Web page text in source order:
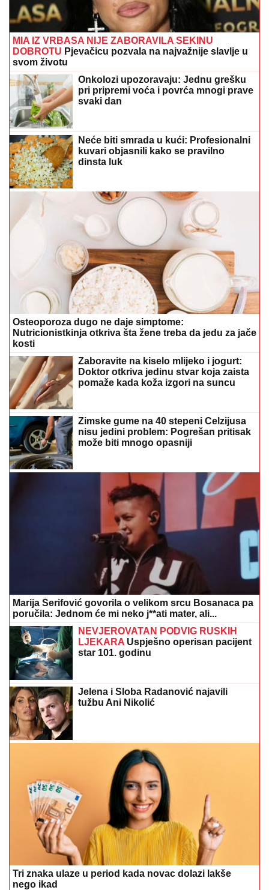
MIA IZ VRBASA NIJE ZABORAVILA SEKINU
DOBROTU Pjevačicu pozvala na najvažnije slavlje u
svom životu
Onkolozi upozoravaju: Jednu grešku
pri pripremi voća i povrća mnogi prave
svaki dan
Neće biti smrada u kući: Profesionalni
kuvari objasnili kako se pravilno
dinsta luk
Osteoporoza dugo ne daje simptome:
Nutricionistkinja otkriva šta žene treba da jedu za jače
kosti
Zaboravite na kiselo mlijeko i jogurt:
Doktor otkriva jedinu stvar koja zaista
pomaže kada koža izgori na suncu
Zimske gume na 40 stepeni Celzijusa
nisu jedini problem: Pogrešan pritisak
može biti mnogo opasniji
Marija Šerifović govorila o velikom srcu Bosanaca pa
poručila: Jednom će mi neko j**ati mater, ali...
NEVJEROVATAN PODVIG RUSKIH
LJEKARA Uspješno operisan pacijent
star 101. godinu
Jelena i Sloba Radanović najavili
tužbu Ani Nikolić
Tri znaka ulaze u period kada novac dolazi lakše
nego ikad